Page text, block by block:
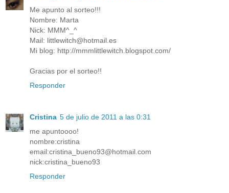
Me apunto al sorteo!!!
Nombre: Marta
Nick: MMM^_^
Mail: littlewitch@hotmail.es
Mi blog: http://mmmlittlewitch.blogspot.com/
Gracias por el sorteo!!
Responder
Cristina 5 de julio de 2011 a las 0:31
me apuntoooo!
nombre:cristina
email:cristina_bueno93@hotmail.com
nick:cristina_bueno93
Responder